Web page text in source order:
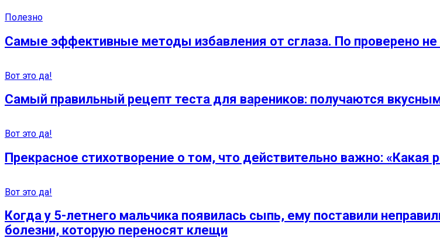
Полезно
Самые эффективные методы избавления от сглаза. По проверено
Вот это да!
Самый правильный рецепт теста для вареников: получаются
Вот это да!
Прекрасное стихотворение о том, что действительно важно:
Вот это да!
Когда у 5-летнего мальчика появилась сыпь, ему поставили
болезни, которую переносят клещи